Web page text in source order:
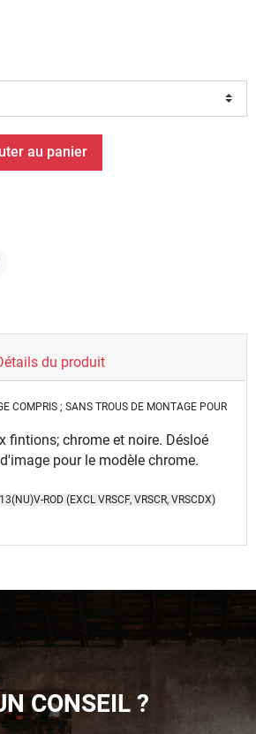
au panier
du produit
COMPRIS ; SANS TROUS DE MONTAGE POUR
fintions; chrome et noire. Désloé
pour le modèle chrome.
ROD (EXCL VRSCF, VRSCR, VRSCDX)
CONSEIL ?